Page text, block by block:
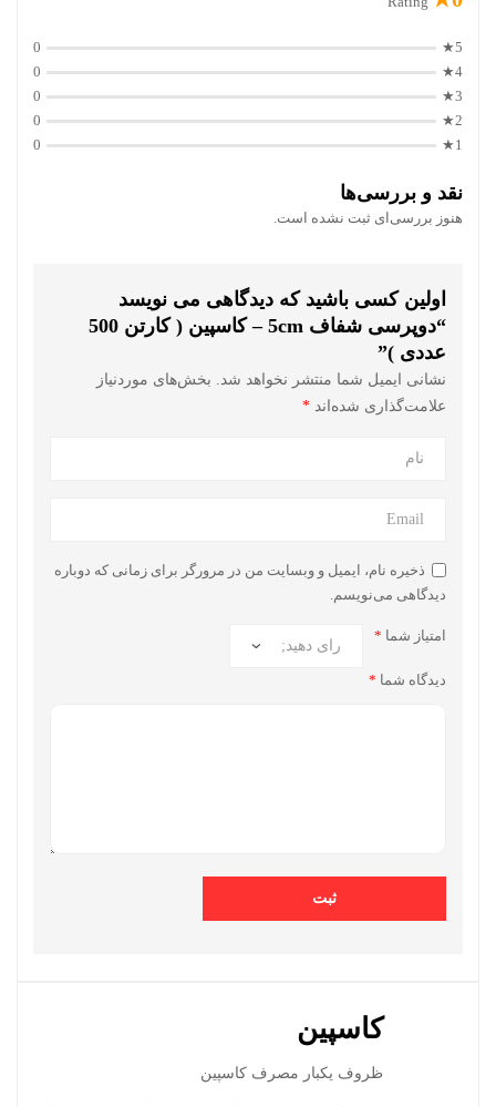
5★
0
4★
0
3★
0
2★
0
1★
0
نقد و بررسی‌ها
هنوز بررسی‌ای ثبت نشده است.
اولین کسی باشید که دیدگاهی می نویسد
“دوپرسی شفاف 5cm – کاسپین ( کارتن 500
عددی )”
نشانی ایمیل شما منتشر نخواهد شد. بخش‌های موردنیاز
علامت‌گذاری شده‌اند *
ذخیره نام، ایمیل و وبسایت من در مرورگر برای زمانی که دوباره
دیدگاهی می‌نویسم.
امتیاز شما *
دیدگاه شما *
کاسپین
ظروف یکبار مصرف کاسپین